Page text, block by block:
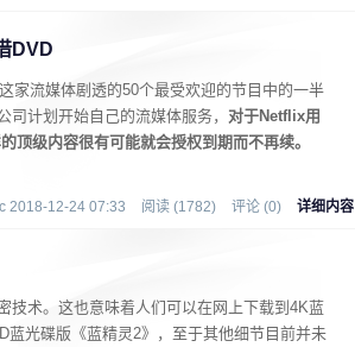
DVD
家流媒体剧透的50个最受欢迎的节目中的一半
计划开始自己的流媒体服务， 对于Netflix用
级内容很有可能就会授权到期而不再续。
2018-12-24 07:33 阅读 (1782) 评论 (0) 详细内容
技术。这也意味着人们可以在网上下载到4K蓝
蓝光碟版《蓝精灵2》，至于其他细节目前并未